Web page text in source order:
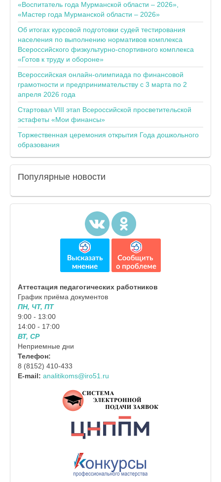
«Воспитатель года Мурманской области – 2026»,
«Мастер года Мурманской области – 2026»
Об итогах курсовой подготовки судей тестирования
населения по выполнению нормативов комплекса
Всероссийского физкультурно-спортивного комплекса
«Готов к труду и обороне»
Всероссийская онлайн-олимпиада по финансовой
грамотности и предпринимательству с 3 марта по 2
апреля 2026 года
Стартовал VIII этап Всероссийской просветительской
эстафеты «Мои финансы»
Торжественная церемония открытия Года дошкольного
образования
Популярные новости
Аттестация педагогических работников
График приёма документов
ПН, ЧТ, ПТ
9:00 - 13:00
14:00 - 17:00
ВТ, СР
Неприемные дни
Телефон:
8 (8152) 410-433
E-mail: analitikoms@iro51.ru